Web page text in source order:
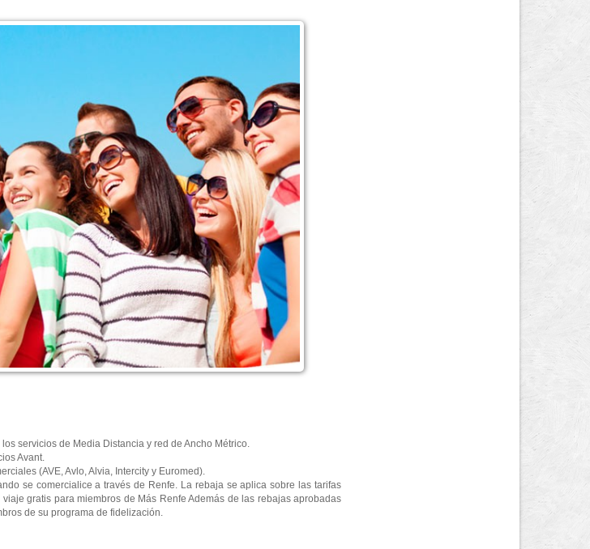
servicios de Media Distancia y red de Ancho Métrico.
Avant.
(AVE, Avlo, Alvia, Intercity y Euromed).
se comercialice a través de Renfe. La rebaja se aplica sobre las tarifas
gratis para miembros de Más Renfe Además de las rebajas aprobadas
de su programa de fidelización.